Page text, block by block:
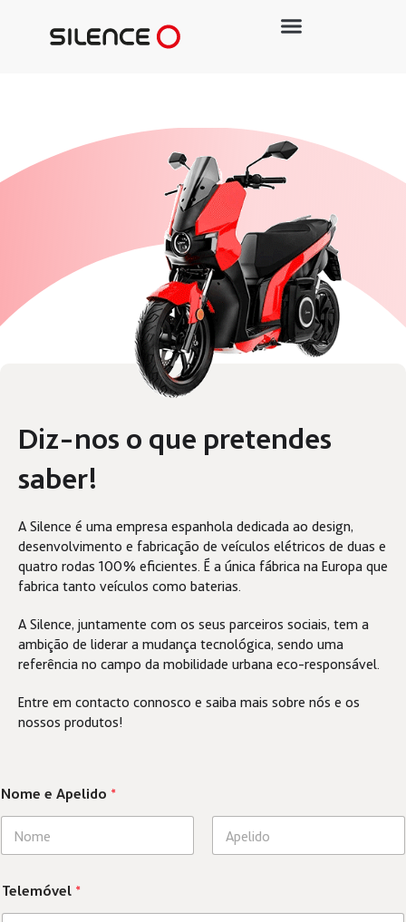
Diz-nos o que pretendes
saber!
A Silence é uma empresa espanhola dedicada ao design,
desenvolvimento e fabricação de veículos elétricos de duas e
quatro rodas 100% eficientes. É a única fábrica na Europa que
fabrica tanto veículos como baterias.
A Silence, juntamente com os seus parceiros sociais, tem a
ambição de liderar a mudança tecnológica, sendo uma
referência no campo da mobilidade urbana eco-responsável.
Entre em contacto connosco e saiba mais sobre nós e os
nossos produtos!
Nome e Apelido *
e
V
Telemóvel *